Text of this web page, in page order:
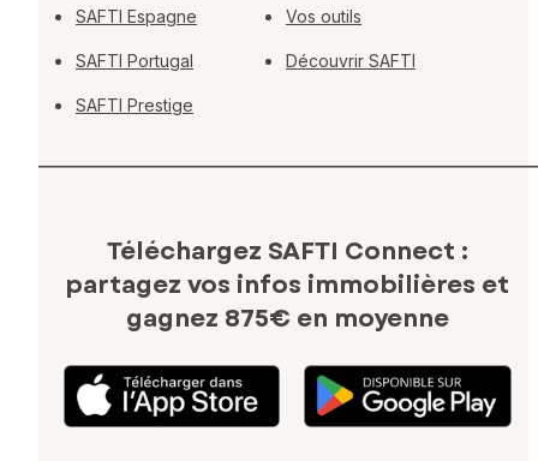
SAFTI Espagne
SAFTI Portugal
SAFTI Prestige
Vos outils
Découvrir SAFTI
Téléchargez SAFTI Connect :
partagez vos infos immobilières et
gagnez 875€ en moyenne